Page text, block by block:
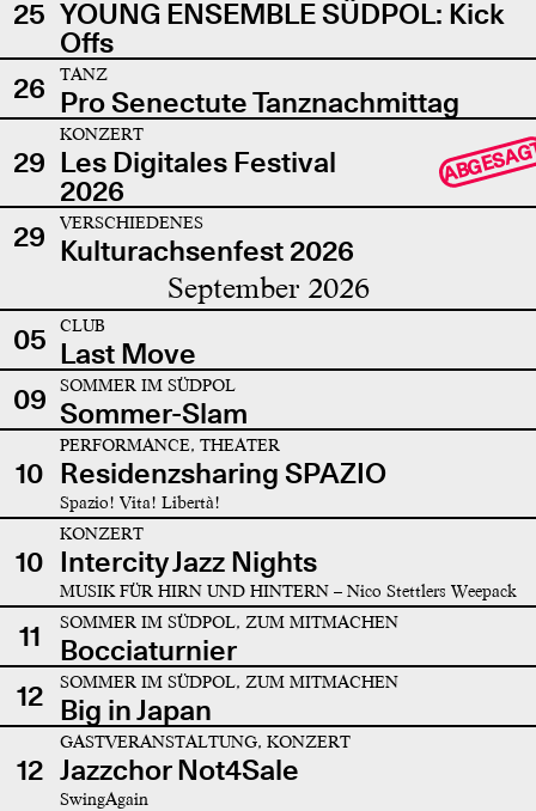
25 YOUNG ENSEMBLE SÜDPOL: Kick
Offs
26
TANZ
Pro Senectute Tanznachmittag
29
KONZERT
Les Digitales Festival
2026
29 VERSCHIEDENES
Kulturachsenfest 2026
September 2026
05 CLUB
Last Move
09
SOMMER IM SÜDPOL
Sommer-Slam
10
PERFORMANCE, THEATER
Residenzsharing SPAZIO
Spazio! Vita! Libertà!
10
KONZERT
Intercity Jazz Nights
MUSIK FÜR HIRN UND HINTERN – Nico Stettlers Weepack
11 SOMMER IM SÜDPOL, ZUM MITMACHEN
Bocciaturnier
12
SOMMER IM SÜDPOL, ZUM MITMACHEN
Big in Japan
12
GASTVERANSTALTUNG, KONZERT
Jazzchor Not4Sale
SwingAgain